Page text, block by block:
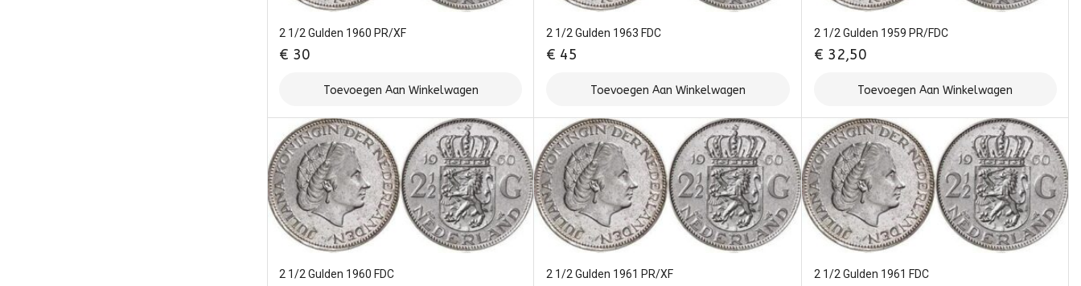
2 1/2 Gulden 1960 PR/XF
€ 30
Toevoegen Aan Winkelwagen
2 1/2 Gulden 1963 FDC
€ 45
Toevoegen Aan Winkelwagen
2 1/2 Gulden 1959 PR/FDC
€ 32,50
Toevoegen Aan Winkelwagen
2 1/2 Gulden 1960 FDC 2 1/2 Gulden 1961 PR/XF 2 1/2 Gulden 1961 FDC